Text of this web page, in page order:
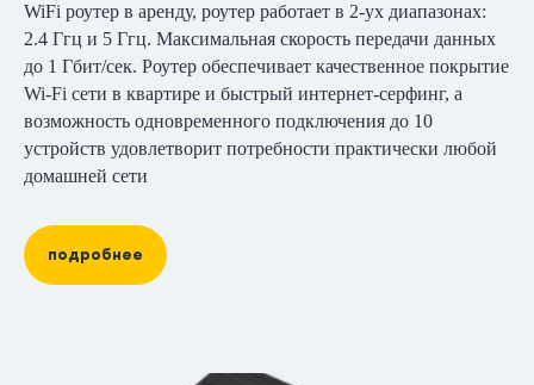
WiFi роутер в аренду, роутер работает в 2-ух диапазонах:
2.4 Ггц и 5 Ггц. Максимальная скорость передачи данных
до 1 Гбит/сек. Роутер обеспечивает качественное покрытие
Wi-Fi сети в квартире и быстрый интернет-серфинг, а
возможность одновременного подключения до 10
устройств удовлетворит потребности практически любой
домашней сети
подробнее